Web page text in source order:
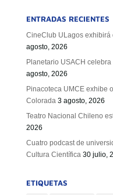
ENTRADAS RECIENTES
CineClub ULagos exhibirá
agosto, 2026
Planetario USACH
agosto, 2026
Pinacoteca UMCE exhibe
Colorada 3 agosto, 2026
Teatro Nacional Chileno
2026
Cuatro podcast de
Cultura Científica 30 julio,
ETIQUETAS